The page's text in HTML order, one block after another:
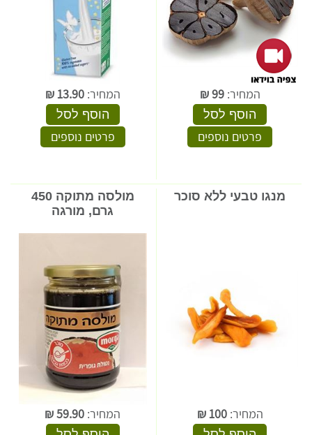
המחיר:99
₪
הוסף לסל
פרטים נוספים
המחיר:13.90
₪
הוסף לסל
פרטים נוספים
מנגו טבעי ללא סוכר
המחיר:100
₪
מולסה מתוקה 450
גרם, מורגה
המחיר: 59.90
₪